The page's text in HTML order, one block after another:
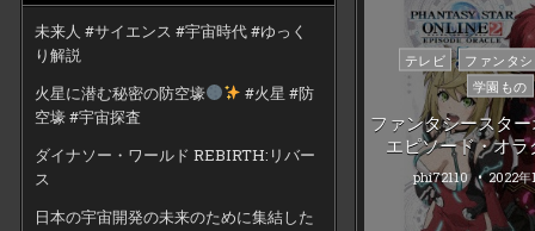
未来人 #サイエンス #宇宙時代 #ゆっく
り解説
火星に潜む秘密の防空壕
#火星 #防
空壕 #宇宙探査
ダイナソー・ワールド REBIRTH:リバー
ス
日本の宇宙開発の未来のために集結した
Posted
in
テレビ
ファンタ
学園もの
ファンタシースタ
エピソード・オラ
phi72110 2022年